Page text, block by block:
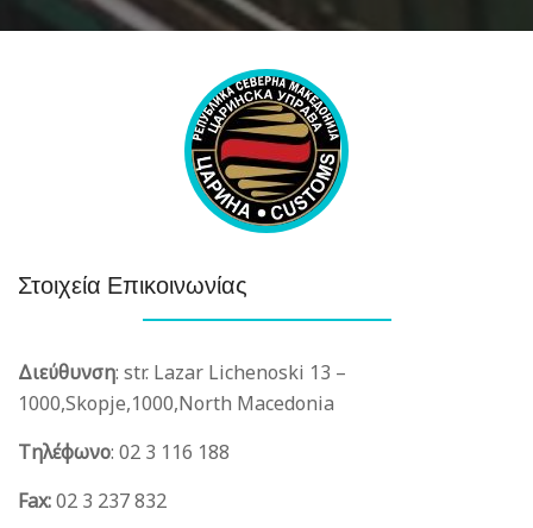
Στοιχεία Επικοινωνίας
Διεύθυνση: str. Lazar Lichenoski 13 –
1000,Skopje,1000,North Macedonia
Τηλέφωνο: 02 3 116 188
Fax:02 3 237 832